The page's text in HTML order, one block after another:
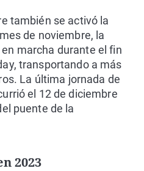
también se activó la
de noviembre, la
marcha durante el fin
transportando a más
La última jornada de
el 12 de diciembre
puente de la
2023